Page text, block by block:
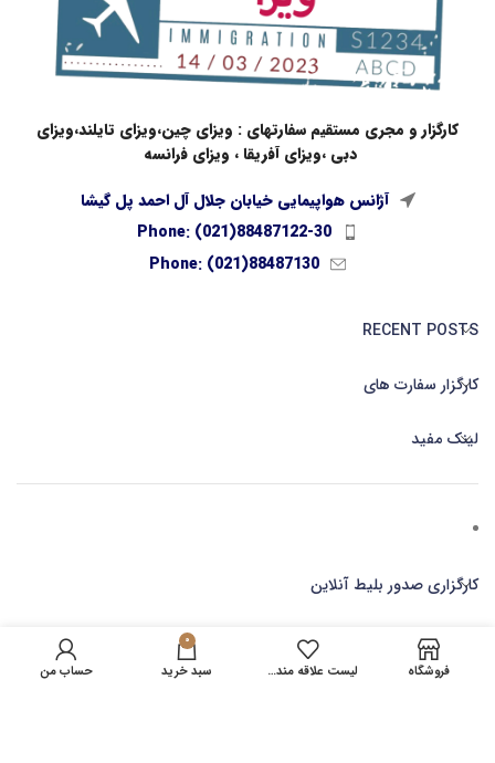
کارگزار و مجری مستقیم سفارتهای : ویزای چین،ویزای تایلند،ویزای
دبی ،ویزای آفریقا ، ویزای فرانسه
آژانس هواپیمایی خیابان جلال آل احمد پل گیشا
Phone: (021)88487122-30
Phone: (021)88487130
RECENT POSTS
کارگزار سفارت های
لینک مفید
کارگزاری صدور بلیط آنلاین
مجری ویزا2023 امور روادید اولین کارگزار رسمی سفارت. مرجع معتبر ویزا روادید کشورهای
فروشگاه لیست علاقه مندی ها
0
سبد خرید حساب من